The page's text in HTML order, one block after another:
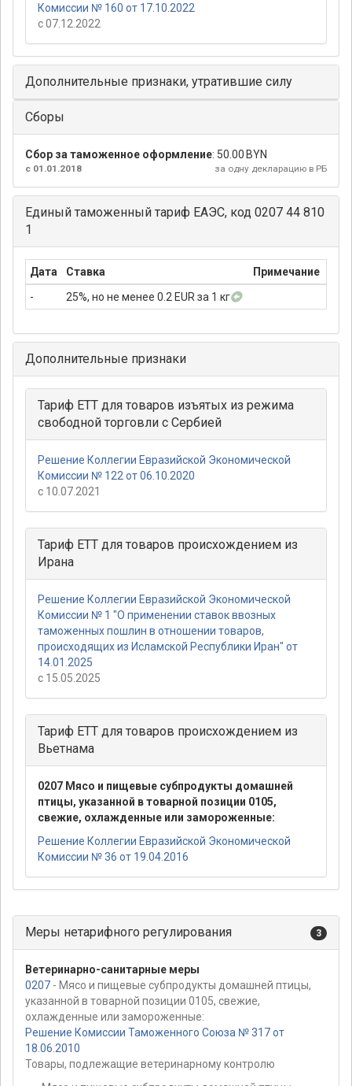
Комиссии № 160 от 17.10.2022
с 07.12.2022
Дополнительные признаки, утратившие силу
Сборы
Сбор за таможенное оформление: 50.00 BYN
за одну декларацию в РБ
с 01.01.2018
Единый таможенный тариф ЕАЭС, код 0207 44 810
1
Дата Ставка
Примечание
-
25%, но не менее 0.2 EUR за 1 кг
Дополнительные признаки
Тариф ЕТТ для товаров изъятых из режима
свободной торговли с Сербией
Решение Коллегии Евразийской Экономической
Комиссии № 122 от 06.10.2020
с 10.07.2021
Тариф ЕТТ для товаров происхождением из
Ирана
Решение Коллегии Евразийской Экономической
Комиссии № 1 "О применении ставок ввозных
таможенных пошлин в отношении товаров,
происходящих из Исламской Республики Иран" от
14.01.2025
с 15.05.2025
Тариф ЕТТ для товаров происхождением из
Вьетнама
0207 Мясо и пищевые субпродукты домашней
птицы, указанной в товарной позиции 0105,
свежие, охлажденные или замороженные:
Решение Коллегии Евразийской Экономической
Комиссии № 36 от 19.04.2016
Меры нетарифного регулирования 3
Ветеринарно-санитарные меры
0207 - Мясо и пищевые субпродукты домашней птицы,
указанной в товарной позиции 0105, свежие,
охлажденные или замороженные:
Решение Комиссии Таможенного Союза № 317 от
18.06.2010
Товары, подлежащие ветеринарному контролю